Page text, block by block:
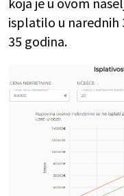
isplatilo u narednih
35 godina.